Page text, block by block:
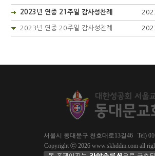
2023년 연중 21주일 감사성찬례
2023년 연중 20주일 감사성찬례
서울시 동대문구 천호대로13길46 Tel)
Copyright ⓒ 2026 www.skhddm.com all